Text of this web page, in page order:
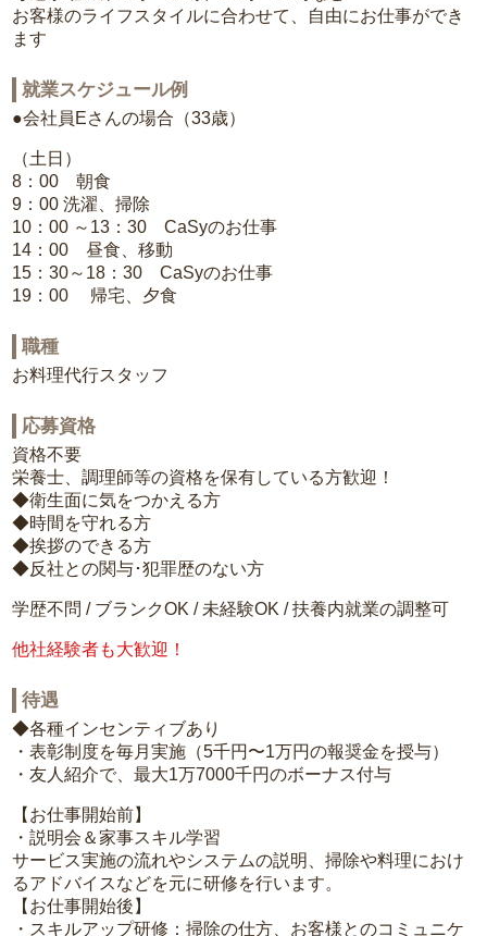
お客様のライフスタイルに合わせて、自由にお仕事ができ
ます
就業スケジュール例
●会社員Eさんの場合（33歳）
（土日）
8：00 朝食
9：00 洗濯、掃除
10：00 ～13：30 CaSyのお仕事
14：00 昼食、移動
15：30～18：30 CaSyのお仕事
19：00 帰宅、夕食
職種
お料理代行スタッフ
応募資格
資格不要
栄養士、調理師等の資格を保有している方歓迎！
◆衛生面に気をつかえる方
◆時間を守れる方
◆挨拶のできる方
◆反社との関与･犯罪歴のない方
学歴不問 / ブランクOK / 未経験OK / 扶養内就業の調整可
他社経験者も大歓迎！
待遇
◆各種インセンティブあり
・表彰制度を毎月実施（5千円〜1万円の報奨金を授与）
・友人紹介で、最大1万7000千円のボーナス付与
【お仕事開始前】
・説明会＆家事スキル学習
サービス実施の流れやシステムの説明、掃除や料理におけ
るアドバイスなどを元に研修を行います。
【お仕事開始後】
・スキルアップ研修：掃除の仕方、お客様とのコミュニケ